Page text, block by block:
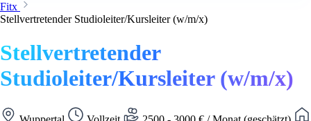
Fitx
Stellvertretender Studioleiter/Kursleiter (w/m/x)
Stellvertretender
Studioleiter/Kursleiter (w/m/x)